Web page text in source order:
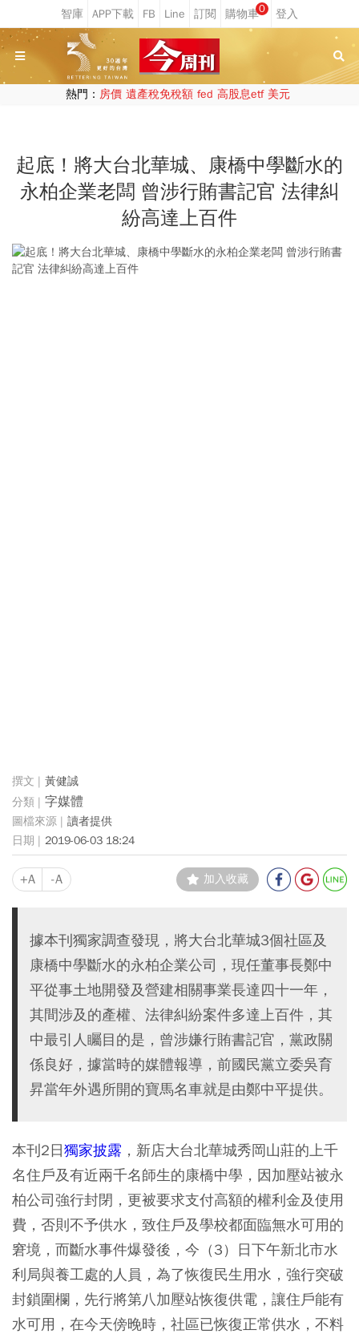
0
熱門： 房價 遺產稅免稅額 fed 高股息etf 美元
起底！將大台北華城、康橋中學斷水的
永柏企業老闆 曾涉行賄書記官 法律糾
紛高達上百件
黃健誠
字媒體
讀者提供
2019-06-03 18:24
+A -A 加入收藏
據本刊獨家調查發現，將大台北華城3個社區及
康橋中學斷水的永柏企業公司，現任董事長鄭中
平從事土地開發及營建相關事業長達四十一年，
其間涉及的產權、法律糾紛案件多達上百件，其
中最引人矚目的是，曾涉嫌行賄書記官，黨政關
係良好，據當時的媒體報導，前國民黨立委吳育
昇當年外遇所開的寶馬名車就是由鄭中平提供。
本刊2日獨家披露 ，新店大台北華城秀岡山莊的上千
名住戶及有近兩千名師生的康橋中學，因加壓站被永
柏公司強行封閉，更被要求支付高額的權利金及使用
費，否則不予供水，致住戶及學校都面臨無水可用的
窘境，而斷水事件爆發後，今（3）日下午新北市水
利局與養工處的人員，為了恢復民生用水，強行突破
封鎖圍欄，先行將第八加壓站恢復供電，讓住戶能有
水可用，在今天傍晚時，社區已恢復正常供水，不料